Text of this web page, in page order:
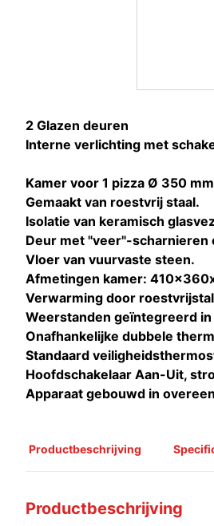
2 Glazen deuren
Interne verlichting met
Kamer voor 1 pizza Ø 350
Gemaakt van roestvrij staal.
Isolatie van keramisch
Deur met "veer"-scharnieren
Vloer van vuurvaste steen.
Afmetingen kamer:
Verwarming door
Weerstanden geïntegreerd
Onafhankelijke dubbele
Standaard
Hoofdschakelaar Aan-Uit,
Apparaat gebouwd in
Productbeschrijving
Productbeschrijving